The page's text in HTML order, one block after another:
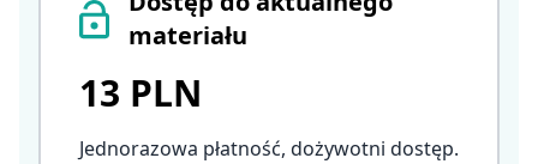
materiału
13 PLN
Jednorazowa płatność, dożywotni dostęp.